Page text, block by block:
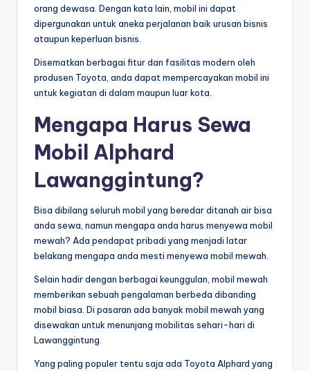
orang dewasa. Dengan kata lain, mobil ini dapat
dipergunakan untuk aneka perjalanan baik urusan bisnis
ataupun keperluan bisnis.
Disematkan berbagai fitur dan fasilitas modern oleh
produsen Toyota, anda dapat mempercayakan mobil ini
untuk kegiatan di dalam maupun luar kota.
Mengapa Harus Sewa
Mobil Alphard
Lawanggintung?
Bisa dibilang seluruh mobil yang beredar ditanah air bisa
anda sewa, namun mengapa anda harus menyewa mobil
mewah? Ada pendapat pribadi yang menjadi latar
belakang mengapa anda mesti menyewa mobil mewah.
Selain hadir dengan berbagai keunggulan, mobil mewah
memberikan sebuah pengalaman berbeda dibanding
mobil biasa. Di pasaran ada banyak mobil mewah yang
disewakan untuk menunjang mobilitas sehari-hari di
Lawanggintung.
Yang paling populer tentu saja ada Toyota Alphard yang